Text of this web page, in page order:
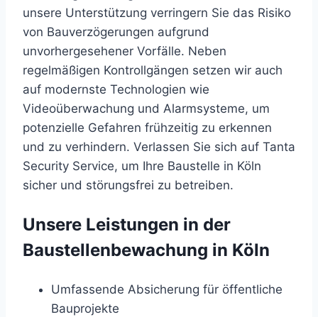
unsere Unterstützung verringern Sie das Risiko
von Bauverzögerungen aufgrund
unvorhergesehener Vorfälle. Neben
regelmäßigen Kontrollgängen setzen wir auch
auf modernste Technologien wie
Videoüberwachung und Alarmsysteme, um
potenzielle Gefahren frühzeitig zu erkennen
und zu verhindern. Verlassen Sie sich auf Tanta
Security Service, um Ihre Baustelle in Köln
sicher und störungsfrei zu betreiben.
Unsere Leistungen in der
Baustellenbewachung in Köln
Umfassende Absicherung für öffentliche
Bauprojekte